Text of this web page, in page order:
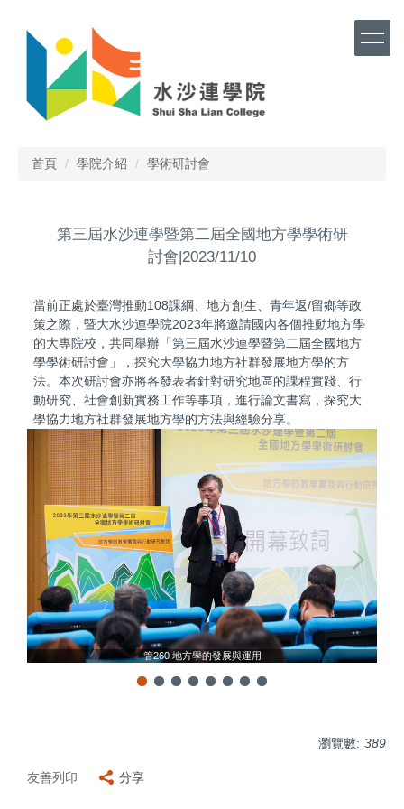
首頁 學院介紹 學術研討會
第三屆水沙連學暨第二屆全國地方學學術研
討會|2023/11/10
當前正處於臺灣推動108課綱、地方創生、青年返/留鄉等政
策之際，暨大水沙連學院2023年將邀請國內各個推動地方學
的大專院校，共同舉辦「第三屆水沙連學暨第二屆全國地方
學學術研討會」，探究大學協力地方社群發展地方學的方
法。本次研討會亦將各發表者針對研究地區的課程實踐、行
動研究、社會創新實務工作等事項，進行論文書寫，探究大
學協力地方社群發展地方學的方法與經驗分享。
管260 地方學的發展與運用
瀏覽數: 389
友善列印 分享